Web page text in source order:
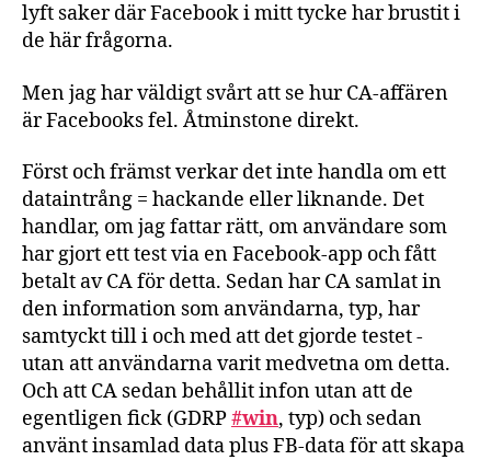
lyft saker där Facebook i mitt tycke har brustit i
de här frågorna.
Men jag har väldigt svårt att se hur CA-affären
är Facebooks fel. Åtminstone direkt.
Först och främst verkar det inte handla om ett
dataintrång = hackande eller liknande. Det
handlar, om jag fattar rätt, om användare som
har gjort ett test via en Facebook-app och fått
betalt av CA för detta. Sedan har CA samlat in
den information som användarna, typ, har
samtyckt till i och med att det gjorde testet -
utan att användarna varit medvetna om detta.
Och att CA sedan behållit infon utan att de
egentligen fick (GDRP#win, typ) och sedan
använt insamlad data plus FB-data för att skapa